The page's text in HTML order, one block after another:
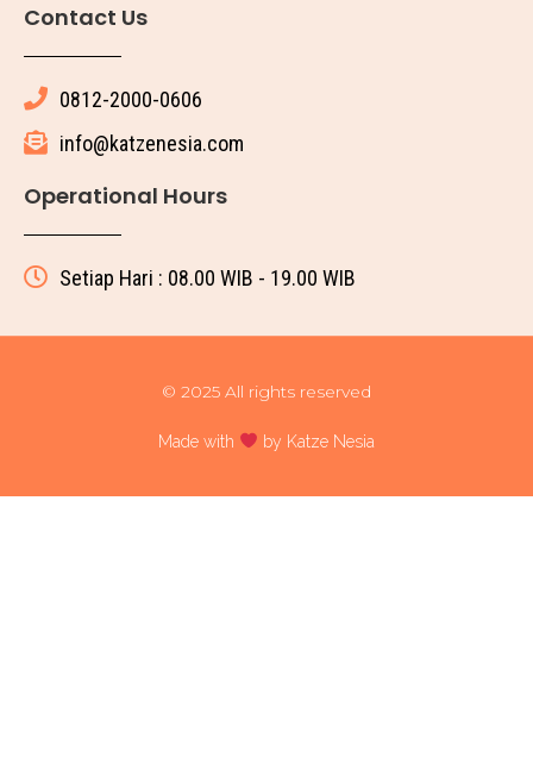
Contact Us
0812-2000-0606
info@katzenesia.com
Operational Hours
Setiap Hari : 08.00 WIB - 19.00 WIB
© 2025 All rights reserved
Made with by Katze Nesia